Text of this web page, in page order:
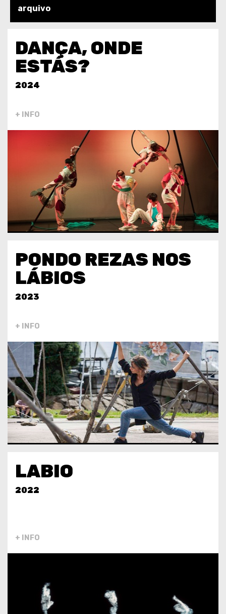
arquivo
DANÇA, ONDE
ESTÁS?
2024
+ INFO
PONDO REZAS NOS
LÁBIOS
2023
+ INFO
LABIO
2022
+ INFO